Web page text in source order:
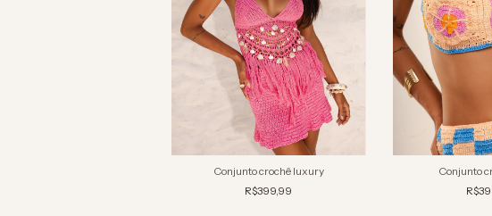
Conjunto crochê luxury
R$399,99
Conjunto